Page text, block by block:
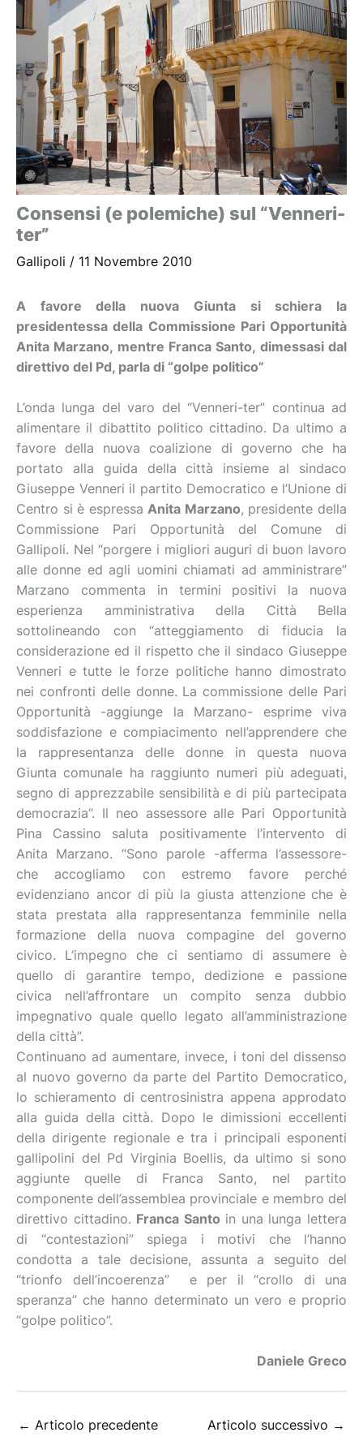
Consensi (e polemiche) sul “Venneri-
ter”
Gallipoli / 11 Novembre 2010
A favore della nuova Giunta si schiera la
presidentessa della Commissione Pari Opportunità
Anita Marzano, mentre Franca Santo, dimessasi dal
direttivo del Pd, parla di “golpe politico”
L’onda lunga del varo del “Venneri-ter” continua ad
alimentare il dibattito politico cittadino. Da ultimo a
favore della nuova coalizione di governo che ha
portato alla guida della città insieme al sindaco
Giuseppe Venneri il partito Democratico e l’Unione di
Centro si è espressaAnita Marzano, presidente della
Commissione Pari Opportunità del Comune di
Gallipoli. Nel “porgere i migliori auguri di buon lavoro
alle donne ed agli uomini chiamati ad amministrare”
Marzano commenta in termini positivi la nuova
esperienza amministrativa della Città Bella
sottolineando con “atteggiamento di fiducia la
considerazione ed il rispetto che il sindaco Giuseppe
Venneri e tutte le forze politiche hanno dimostrato
nei confronti delle donne. La commissione delle Pari
Opportunità -aggiunge la Marzano- esprime viva
soddisfazione e compiacimento nell’apprendere che
la rappresentanza delle donne in questa nuova
Giunta comunale ha raggiunto numeri più adeguati,
segno di apprezzabile sensibilità e di più partecipata
democrazia”. Il neo assessore alle Pari Opportunità
Pina Cassino saluta positivamente l’intervento di
Anita Marzano. “Sono parole -afferma l’assessore-
che accogliamo con estremo favore perché
evidenziano ancor di più la giusta attenzione che è
stata prestata alla rappresentanza femminile nella
formazione della nuova compagine del governo
civico. L’impegno che ci sentiamo di assumere è
quello di garantire tempo, dedizione e passione
civica nell’affrontare un compito senza dubbio
impegnativo quale quello legato all’amministrazione
della città”.
Continuano ad aumentare, invece, i toni del dissenso
al nuovo governo da parte del Partito Democratico,
lo schieramento di centrosinistra appena approdato
alla guida della città. Dopo le dimissioni eccellenti
della dirigente regionale e tra i principali esponenti
gallipolini del Pd Virginia Boellis, da ultimo si sono
aggiunte quelle di Franca Santo, nel partito
componente dell’assemblea provinciale e membro del
direttivo cittadino. Franca Santo in una lunga lettera
di “contestazioni” spiega i motivi che l’hanno
condotta a tale decisione, assunta a seguito del
“trionfo dell’incoerenza” e per il “crollo di una
speranza” che hanno determinato un vero e proprio
“golpe politico”.
Daniele Greco
← Articolo precedente Articolo successivo →